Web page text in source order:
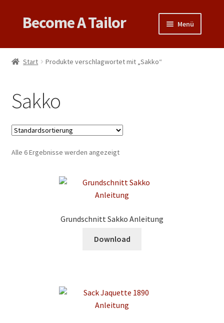
Zur
Navigation
Zum
Inhalt
Become A Tailor Menü
Books
Support
Patterns
Links & Tips
Start Produkte verschlagwortet mit „Sakko“
Sakko
Alle 6 Ergebnisse werden angezeigt
Grundschnitt Sakko Anleitung
Download